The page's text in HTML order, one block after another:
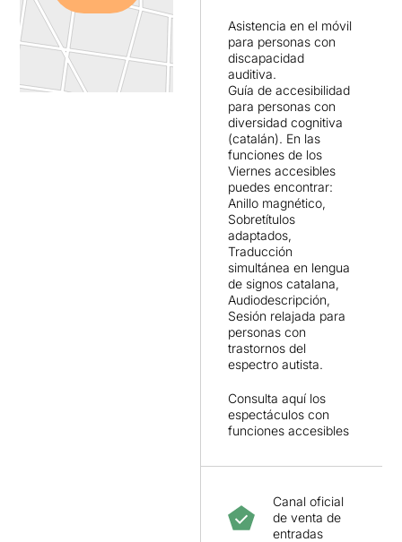
Asistencia en el móvil
para personas con
discapacidad
auditiva.
Guía de accesibilidad
para personas con
diversidad cognitiva
(catalán). En las
funciones de los
Viernes accesibles
puedes encontrar:
Anillo magnético,
Sobretítulos
adaptados,
Traducción
simultánea en lengua
de signos catalana,
Audiodescripción,
Sesión relajada para
personas con
trastornos del
espectro autista.
Consulta aquí los
espectáculos con
funciones accesibles
Canal oficial
de venta de
entradas